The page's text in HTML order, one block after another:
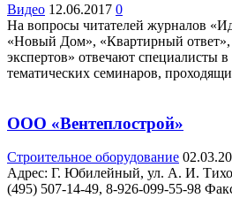
Видео 12.06.2017 0
На вопросы читателей журналов
«Новый Дом», «Квартирный ответ»,
экспертов» отвечают специалисты
тематических семинаров,
ООО «Вентеплострой»
Строительное оборудование
Адрес: Г. Юбилейный, ул. А. И.
(495) 507-14-49, 8-926-099-55-98